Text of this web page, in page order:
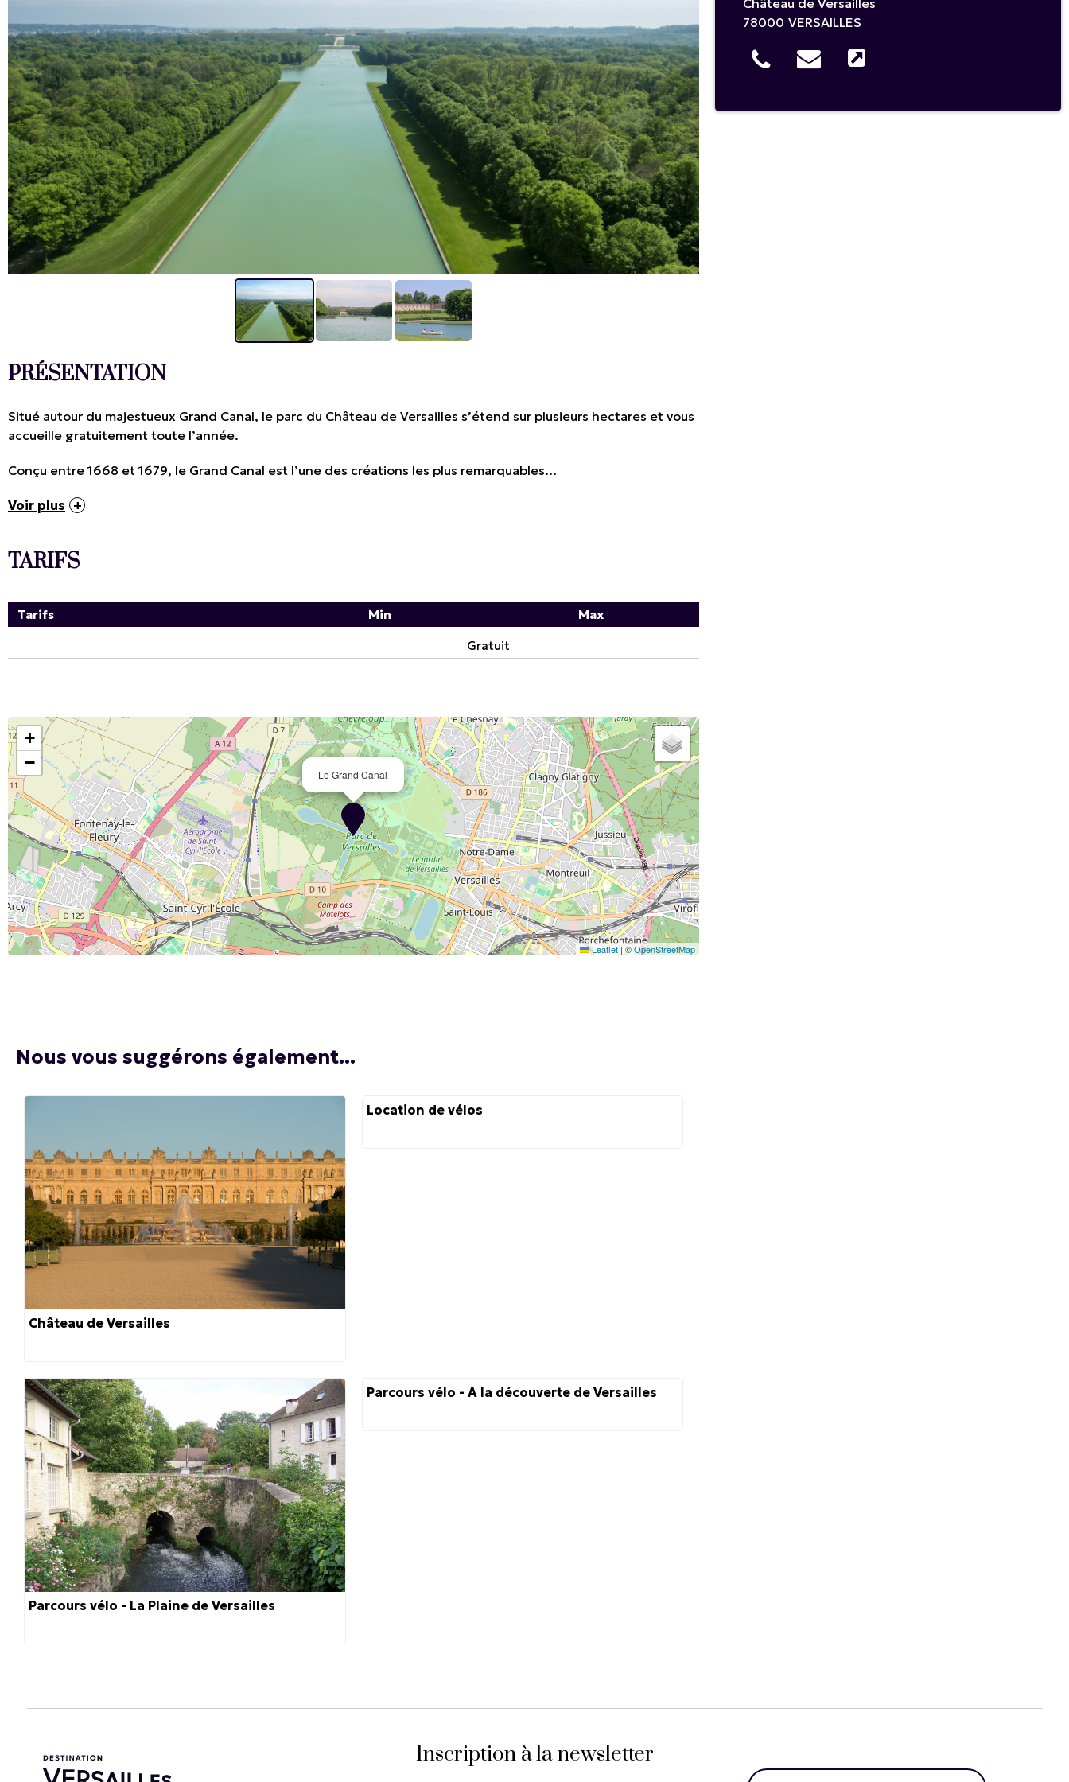
PRÉSENTATION
Situé autour du majestueux Grand Canal, le parc du Château de Versailles s’étend sur plusieurs hectares et vous
accueille gratuitement toute l’année.
Conçu entre 1668 et 1679, le Grand Canal est l’une des créations les plus remarquables...
Voir plus
TARIFS
Tarifs Min Max
Gratuit
Le Grand Canal
+
−
Leaflet | ©OpenStreetMap
78000 VERSAILLES
Nous vous suggérons également...
Château de Versailles
Location de vélos
Parcours vélo - La Plaine de Versailles
Parcours vélo - A la découverte de Versailles
Inscription à la newsletter